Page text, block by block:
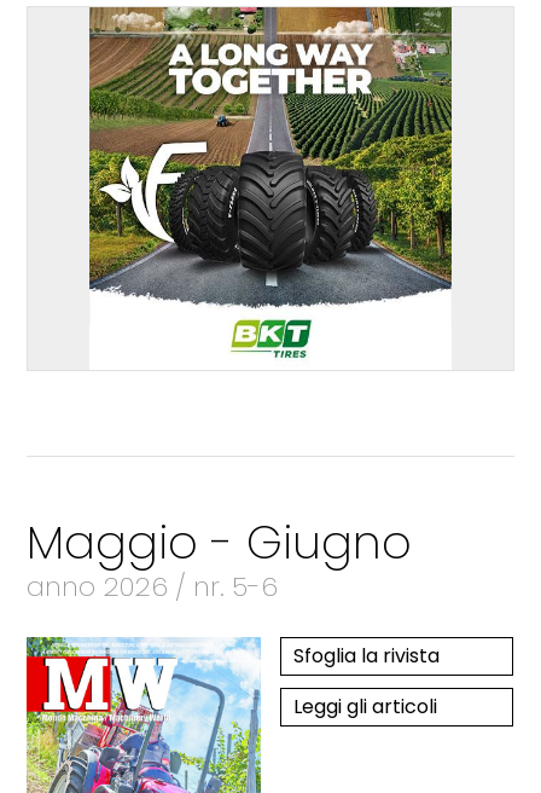
Maggio - Giugno
anno 2026 / nr. 5-6
Sfoglia la rivista
Leggi gli articoli